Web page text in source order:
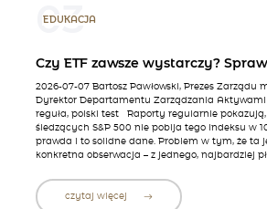
03
EDUKACJA
Czy ETF zawsze wystarczy?
2026-07-07 Bartosz Pawłowski, Prezes Zarządu
Dyrektor Departamentu Zarządzania
reguła, polski test Raporty regularnie pokazują,
śledzących S&P 500 nie pobija tego indeksu w
prawda i to solidne dane. Problem w tym, że ta
konkretna obserwacja – z jednego, najbardziej
czytaj więcej